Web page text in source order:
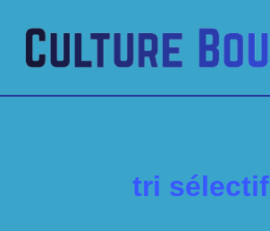
contenu
tri sélectif